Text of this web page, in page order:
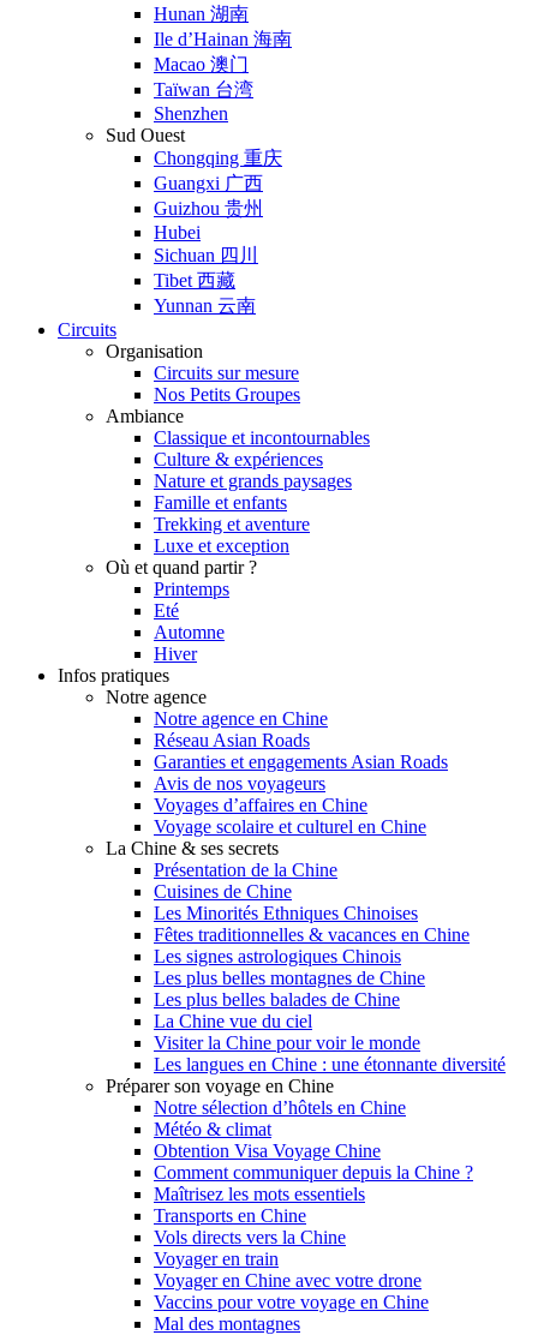
Hunan 湖南
Ile d’Hainan 海南
Macao 澳门
Taïwan 台湾
Shenzhen
Sud Ouest
Chongqing 重庆
Guangxi 广西
Guizhou 贵州
Hubei
Sichuan 四川
Tibet 西藏
Yunnan 云南
Circuits
Organisation
Circuits sur mesure
Nos Petits Groupes
Ambiance
Classique et incontournables
Culture & expériences
Nature et grands paysages
Famille et enfants
Trekking et aventure
Luxe et exception
Où et quand partir ?
Printemps
Eté
Automne
Hiver
Infos pratiques
Notre agence
Notre agence en Chine
Réseau Asian Roads
Garanties et engagements Asian Roads
Avis de nos voyageurs
Voyages d’affaires en Chine
Voyage scolaire et culturel en Chine
La Chine & ses secrets
Présentation de la Chine
Cuisines de Chine
Les Minorités Ethniques Chinoises
Fêtes traditionnelles & vacances en Chine
Les signes astrologiques Chinois
Les plus belles montagnes de Chine
Les plus belles balades de Chine
La Chine vue du ciel
Visiter la Chine pour voir le monde
Les langues en Chine : une étonnante diversité
Préparer son voyage en Chine
Notre sélection d’hôtels en Chine
Météo & climat
Obtention Visa Voyage Chine
Comment communiquer depuis la Chine ?
Maîtrisez les mots essentiels
Transports en Chine
Vols directs vers la Chine
Voyager en train
Voyager en Chine avec votre drone
Vaccins pour votre voyage en Chine
Mal des montagnes